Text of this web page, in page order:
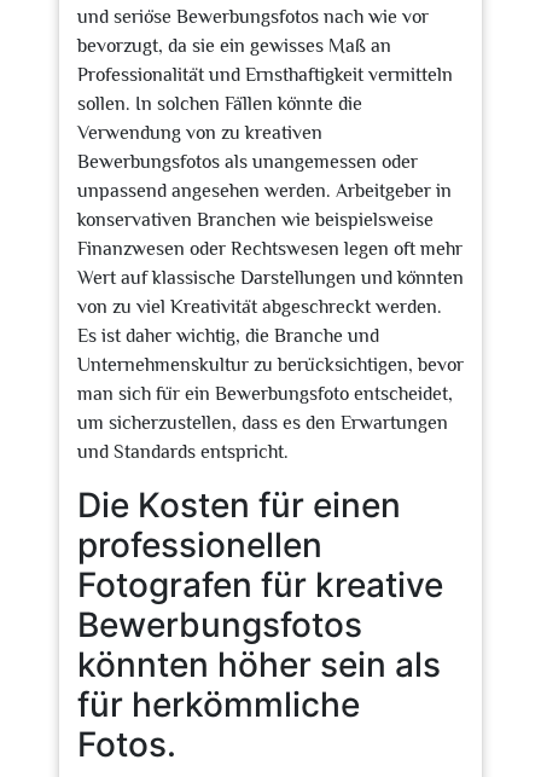
und seriöse Bewerbungsfotos nach wie vor
bevorzugt, da sie ein gewisses Maß an
Professionalität und Ernsthaftigkeit vermitteln
sollen. In solchen Fällen könnte die
Verwendung von zu kreativen
Bewerbungsfotos als unangemessen oder
unpassend angesehen werden. Arbeitgeber in
konservativen Branchen wie beispielsweise
Finanzwesen oder Rechtswesen legen oft mehr
Wert auf klassische Darstellungen und könnten
von zu viel Kreativität abgeschreckt werden.
Es ist daher wichtig, die Branche und
Unternehmenskultur zu berücksichtigen, bevor
man sich für ein Bewerbungsfoto entscheidet,
um sicherzustellen, dass es den Erwartungen
und Standards entspricht.
Die Kosten für einen
professionellen
Fotografen für kreative
Bewerbungsfotos
könnten höher sein als
für herkömmliche
Fotos.